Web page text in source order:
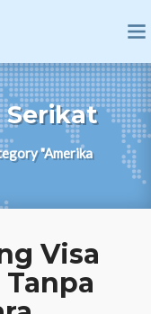
"Amerika
Visa